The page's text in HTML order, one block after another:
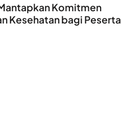
Komitmen
Kesehatan bagi Peserta